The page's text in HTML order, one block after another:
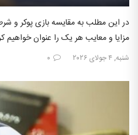
در این مطلب به مقایسه بازی پوکر و
مزایا و معایب هر یک را عنوان
شنبه, ۴ جولای ۲۰۲۶ ۰